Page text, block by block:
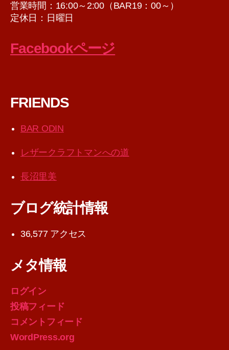
営業時間：16:00～2:00（BAR19：00～）
定休日：日曜日
Facebookページ
FRIENDS
BAR ODIN
レザークラフトマンへの道
長沼里美
ブログ統計情報
36,577 アクセス
メタ情報
ログイン
投稿フィード
コメントフィード
WordPress.org